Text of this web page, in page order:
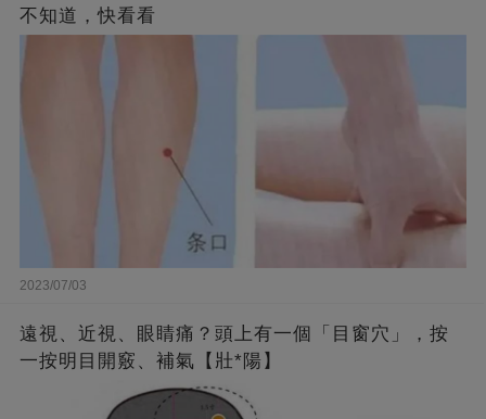
不知道，快看看
2023/07/03
遠視、近視、眼睛痛？頭上有一個「目窗穴」，按
一按明目開竅、補氣【壯*陽】